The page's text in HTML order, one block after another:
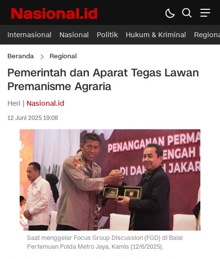
Internasional Nasional Politik Hukum & Kriminal
Beranda Regional
Pemerintah dan Aparat Tegas Lawan
Premanisme Agraria
Heri | Nasional.id
12 Juni 2025 19:08
Saat menggelar Focus Group Discussion (FGD) di Balai
Pertemuan Polda Metro Jaya, Kamis (12/6/2025).